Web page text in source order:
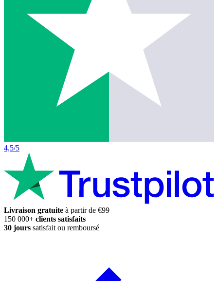
4,5/5
Livraison gratuite à partir de €99
150 000+ clients satisfaits
30 jours satisfait ou remboursé